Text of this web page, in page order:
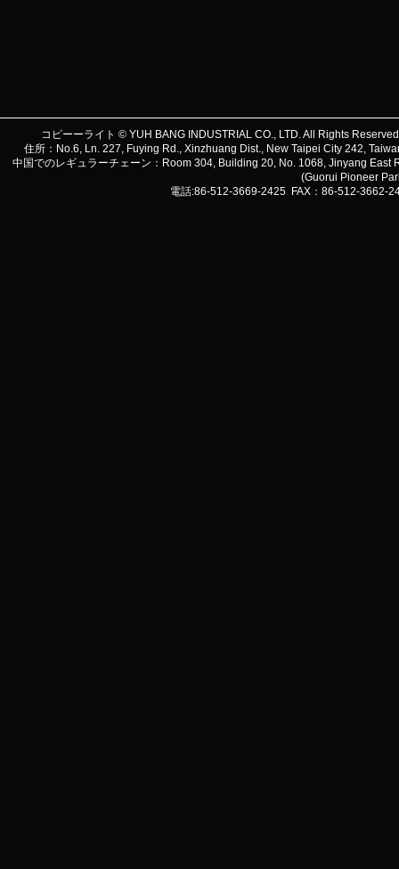
コピーーライト © YUH BANG INDUSTRIAL CO., LTD. All Rights
住所：No.6, Ln. 227, Fuying Rd., Xinzhuang Dist., New Taipei City 242,
中国でのレギュラーチェーン：Room 304, Building 20, No. 1068, Jinyang
(Guorui Pioneer
電話:86-512-3669-2425 FAX：86-512-3662-